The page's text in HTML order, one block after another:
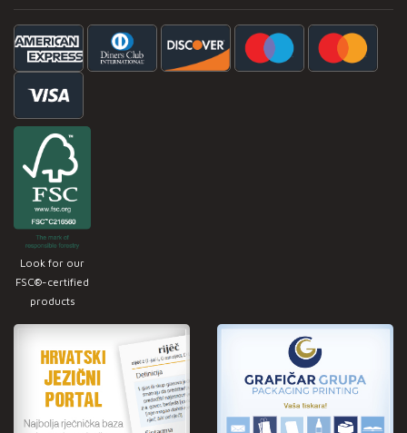
Look for our
FSC®-certified
products